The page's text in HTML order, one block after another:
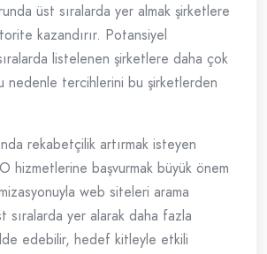
üst sıralarda yer almak şirketlere
kazandırır. Potansiyel
listelenen şirketlere daha çok
nedenle tercihlerini bu şirketlerden
rekabetçilik artırmak isteyen
hizmetlerine başvurmak büyük önem
web siteleri arama
sıralarda yer alarak daha fazla
edebilir, hedef kitleyle etkili